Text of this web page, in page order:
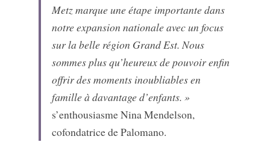
Metz marque une étape importante dans
notre expansion nationale avec un focus
sur la belle région Grand Est. Nous
sommes plus qu’heureux de pouvoir enfin
offrir des moments inoubliables en
famille à davantage d’enfants. »
s’enthousiasme Nina Mendelson,
cofondatrice de Palomano.